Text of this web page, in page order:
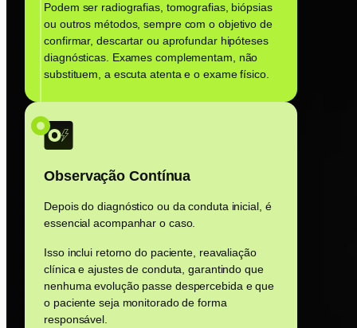
Podem ser radiografias, tomografias, biópsias
ou outros métodos, sempre com o objetivo de
confirmar, descartar ou aprofundar hipóteses
diagnósticas. Exames complementam, não
substituem, a escuta atenta e o exame físico.
Observação Contínua
Depois do diagnóstico ou da conduta inicial, é
essencial acompanhar o caso.
Isso inclui retorno do paciente, reavaliação
clínica e ajustes de conduta, garantindo que
nenhuma evolução passe despercebida e que
o paciente seja monitorado de forma
responsável.